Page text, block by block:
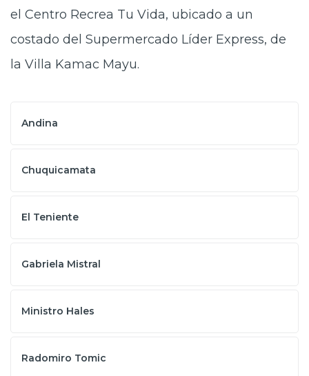
el Centro Recrea Tu Vida, ubicado a un
costado del Supermercado Líder Express, de
la Villa Kamac Mayu.
Andina
Chuquicamata
El Teniente
Gabriela Mistral
Ministro Hales
Radomiro Tomic